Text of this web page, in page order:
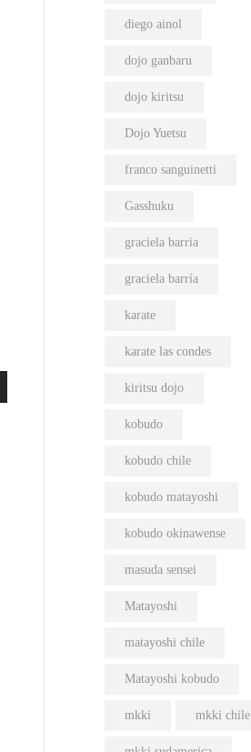
diego ainol
dojo ganbaru
dojo kiritsu
Dojo Yuetsu
franco sanguinetti
Gasshuku
graciela barria
graciela barría
karate
karate las condes
kiritsu dojo
kobudo
kobudo chile
kobudo matayoshi
kobudo okinawense
masuda sensei
Matayoshi
matayoshi chile
Matayoshi kobudo
mkki mkki chile